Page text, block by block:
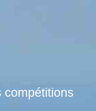
compétitions